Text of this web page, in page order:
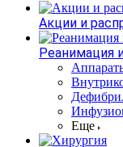
Акции и
Реанимация
Еще